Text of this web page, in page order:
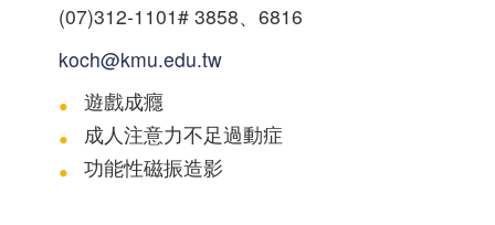
(07)312-1101# 3858、6816
koch@kmu.edu.tw
遊戲成癮
成人注意力不足過動症
功能性磁振造影